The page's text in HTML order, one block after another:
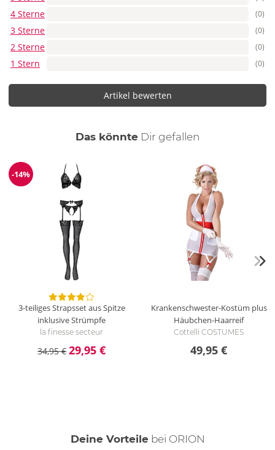
4 Sterne (0)
3 Sterne (0)
2 Sterne (0)
1 Stern (0)
Artikel bewerten
Das könnte Dir auch
gefallen
Reduzierung
-14%
3-teiliges Strapsset aus Spitze
inklusive Strümpfe
la finesse secteur
34,95 € 29,95 €
Krankenschwester-Kostüm plus
Häubchen-Haarreif
Cottelli COSTUMES
49,95 €
Deine Vorteilebei ORION